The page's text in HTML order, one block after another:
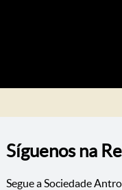
Síguenos na
Segue a Sociedade